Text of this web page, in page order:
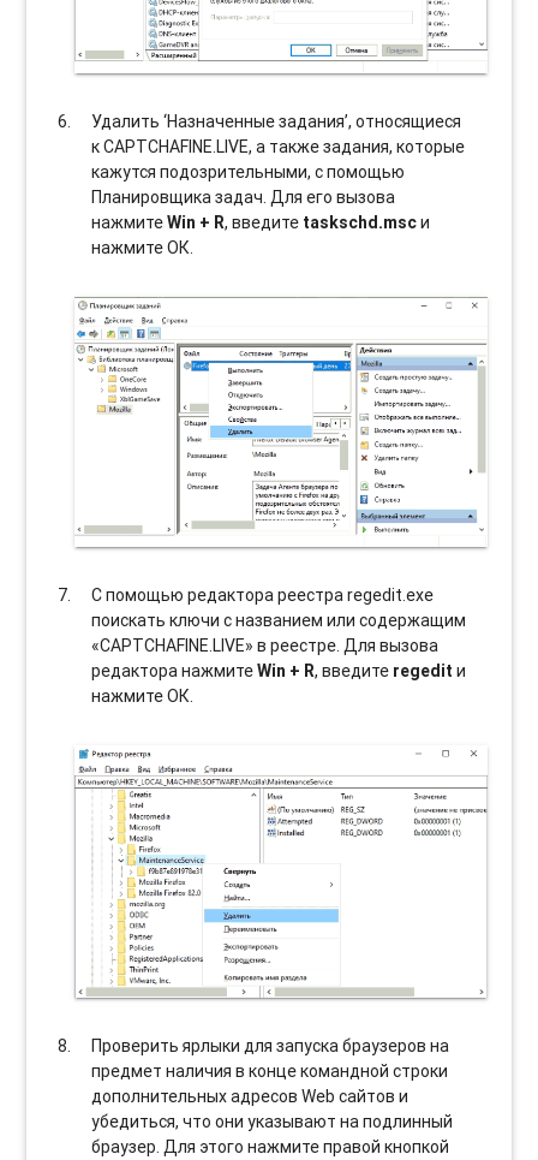
Удалить ‘Назначенные задания’, относящиеся
к CAPTCHAFINE.LIVE, а также задания, которые
кажутся подозрительными, с помощью
Планировщика задач. Для его вызова
нажмитеWin + R, введите taskschd.mscи
нажмите ОК.
С помощью редактора реестра regedit.exe
поискать ключи с названием или содержащим
«CAPTCHAFINE.LIVE» в реестре. Для вызова
редактора нажмитеWin + R, введите regedit и
нажмите ОК.
Проверить ярлыки для запуска браузеров на
предмет наличия в конце командной строки
дополнительных адресов Web сайтов и
убедиться, что они указывают на подлинный
браузер. Для этого нажмите правой кнопкой